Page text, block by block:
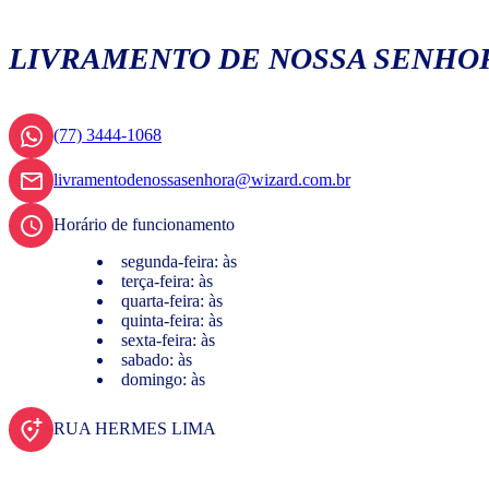
LIVRAMENTO DE NOSSA
(77) 3444-1068
livramentodenossasenhora@wizard.com.br
Horário de funcionamento
segunda-feira: às
terça-feira: às
quarta-feira: às
quinta-feira: às
sexta-feira: às
sabado: às
domingo: às
RUA HERMES LIMA